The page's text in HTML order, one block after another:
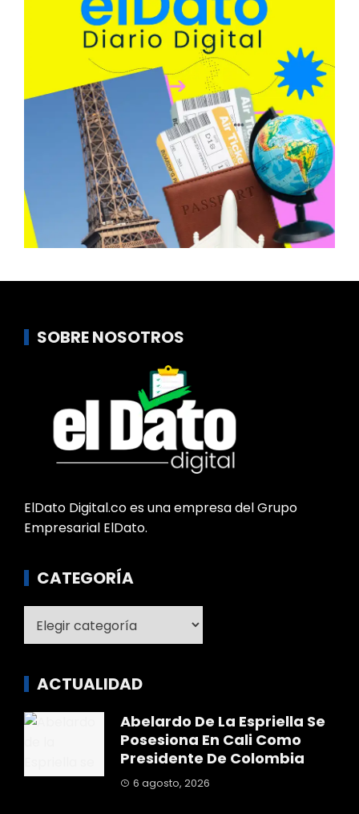
SOBRE NOSOTROS
ElDato Digital.co es una empresa del Grupo
Empresarial ElDato.
CATEGORÍA
ACTUALIDAD
Abelardo De La Espriella Se
Posesiona En Cali Como
Presidente De Colombia
6 agosto, 2026